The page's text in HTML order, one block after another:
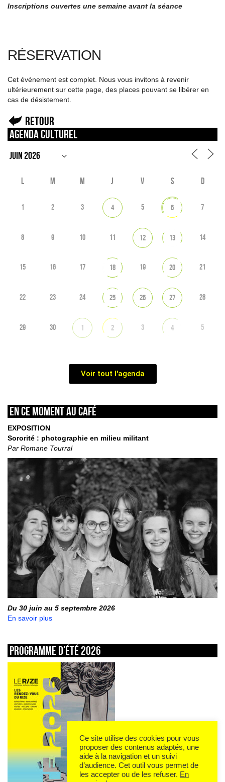
Inscriptions ouvertes une semaine avant la séance
RÉSERVATION
Cet événement est complet. Nous vous invitons à revenir
ultérieurement sur cette page, des places pouvant se libérer en
cas de désistement.
Retour
Agenda culturel
L M M J V S D
1 2 3 4 5 6 7
8 9 10 11 12 13 14
15 16 17 18 19 20 21
22 23 24 25 26 27 28
29 30 1 2 3 4 5
Voir tout l'agenda
En ce moment au café
EXPOSITION
Sororité : photographie en milieu militant
Par Romane Tourral
Du 30 juin au 5 septembre 2026
En savoir plus
Programme d’été 2026
Ce site utilise des cookies pour vous
proposer des contenus adaptés, une
aide à la navigation et un suivi
d’audience. Cet outil vous permet de
les accepter ou de les refuser. En